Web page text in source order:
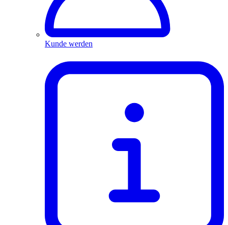
Kunde werden